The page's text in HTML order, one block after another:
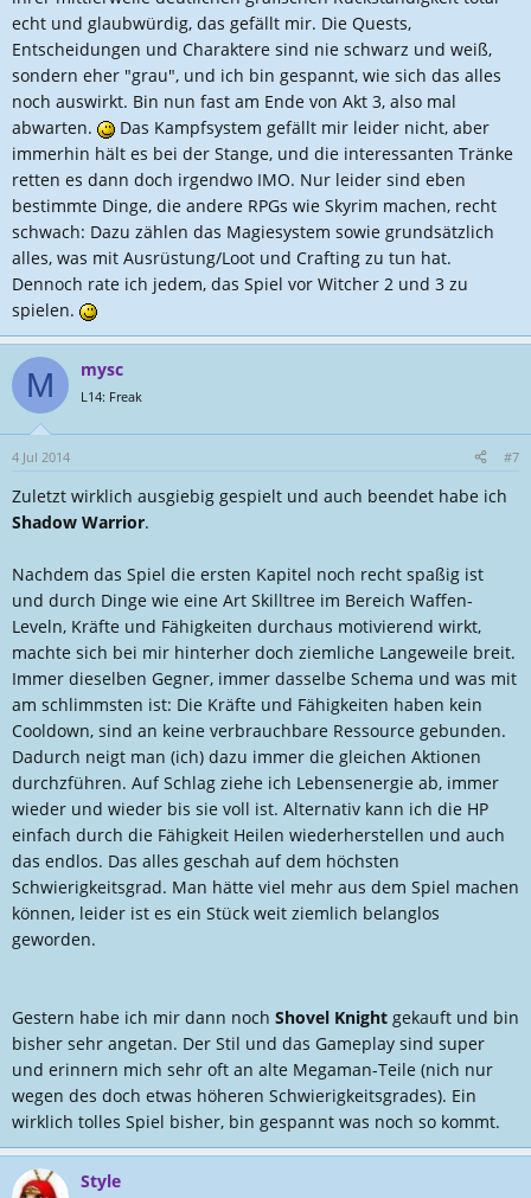
echt und glaubwürdig, das gefällt mir. Die Quests,
Entscheidungen und Charaktere sind nie schwarz und weiß,
sondern eher "grau", und ich bin gespannt, wie sich das alles
noch auswirkt. Bin nun fast am Ende von Akt 3, also mal
abwarten.
Das Kampfsystem gefällt mir leider nicht, aber
immerhin hält es bei der Stange, und die interessanten Tränke
retten es dann doch irgendwo IMO. Nur leider sind eben
bestimmte Dinge, die andere RPGs wie Skyrim machen, recht
schwach: Dazu zählen das Magiesystem sowie grundsätzlich
alles, was mit Ausrüstung/Loot und Crafting zu tun hat.
Dennoch rate ich jedem, das Spiel vor Witcher 2 und 3 zu
spielen.
M mysc
L14: Freak
4 Jul 2014 #7
Zuletzt wirklich ausgiebig gespielt und auch beendet habe ich
Shadow Warrior.
Nachdem das Spiel die ersten Kapitel noch recht spaßig ist
und durch Dinge wie eine Art Skilltree im Bereich Waffen-
Leveln, Kräfte und Fähigkeiten durchaus motivierend wirkt,
machte sich bei mir hinterher doch ziemliche Langeweile breit.
Immer dieselben Gegner, immer dasselbe Schema und was mit
am schlimmsten ist: Die Kräfte und Fähigkeiten haben kein
Cooldown, sind an keine verbrauchbare Ressource gebunden.
Dadurch neigt man (ich) dazu immer die gleichen Aktionen
durchzführen. Auf Schlag ziehe ich Lebensenergie ab, immer
wieder und wieder bis sie voll ist. Alternativ kann ich die HP
einfach durch die Fähigkeit Heilen wiederherstellen und auch
das endlos. Das alles geschah auf dem höchsten
Schwierigkeitsgrad. Man hätte viel mehr aus dem Spiel machen
können, leider ist es ein Stück weit ziemlich belanglos
geworden.
Gestern habe ich mir dann noch Shovel Knight gekauft und bin
bisher sehr angetan. Der Stil und das Gameplay sind super
und erinnern mich sehr oft an alte Megaman-Teile (nich nur
wegen des doch etwas höheren Schwierigkeitsgrades). Ein
wirklich tolles Spiel bisher, bin gespannt was noch so kommt.
Style